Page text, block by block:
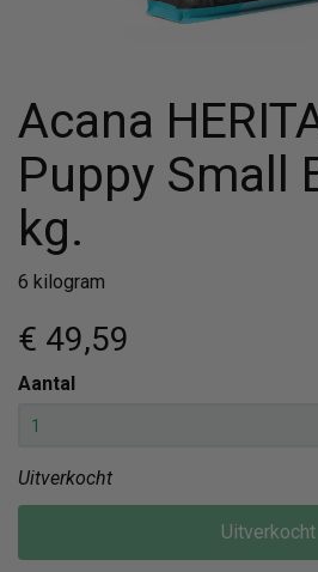
Acana
Puppy Small
kg.
6 kilogram
€ 49,59
Aantal
Uitverkocht
Uitverkocht